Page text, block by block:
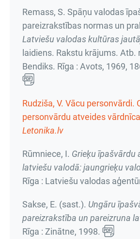
Remass, S. Spāņu valodas
pareizrakstības normas un
Latviešu valodas kultūras
laidiens. Rakstu krājums. Atb.
Bendiks. Rīga : Avots, 1969,
Rudziša, V. Vācu personvārdi.
personvārdu atveides
Letonika.lv
Rūmniece, I. Grieķu īpašvārdu
latviešu valodā: jaungrieķu
Rīga : Latviešu valodas
Sakse, E. (sast.). Ungāru
pareizrakstība un pareizruna
Rīga : Zinātne, 1998.